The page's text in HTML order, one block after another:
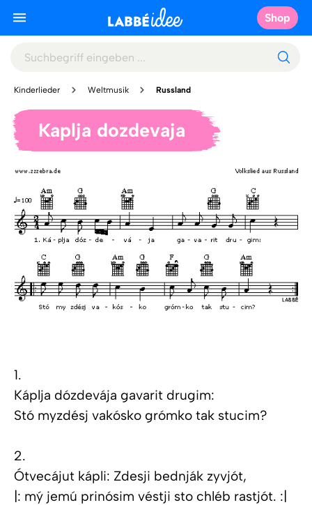
Shop
Kinderlieder Weltmusik Russland
Kaplja dozdevaja
1.
Káplja dózdevája gavarit drugim:
Stó myzdésj vakósko grómko tak stucim?
2.
Ótvecájut kápli: Zdesji bednják zyvjót,
|: mý jemú prinósim véstji sto chléb rastjót. :|